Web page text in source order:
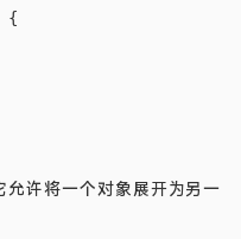
{
许将一个对象展开为另一